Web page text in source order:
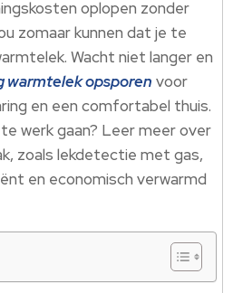
oplopen zonder
zomaar kunnen dat je te
Wacht niet langer en
warmtelek opsporen voor
en een comfortabel thuis.​
werk gaan? Leer meer over
zoals lekdetectie met gas,
en economisch verwarmd